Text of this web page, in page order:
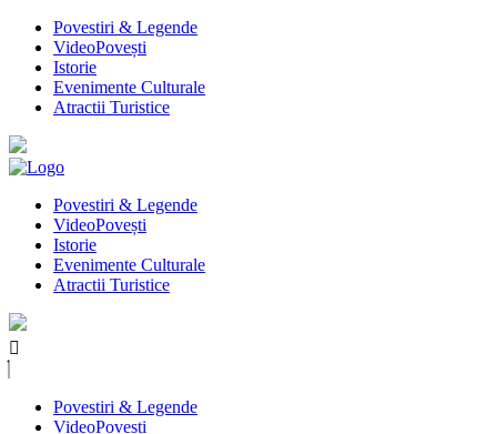
Povestiri & Legende
VideoPovești
Istorie
Evenimente Culturale
Atractii Turistice
Povestiri & Legende
VideoPovești
Istorie
Evenimente Culturale
Atractii Turistice
Povestiri & Legende
VideoPovești